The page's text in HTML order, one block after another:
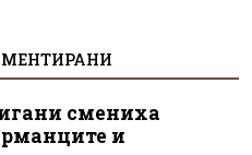
смениха
и